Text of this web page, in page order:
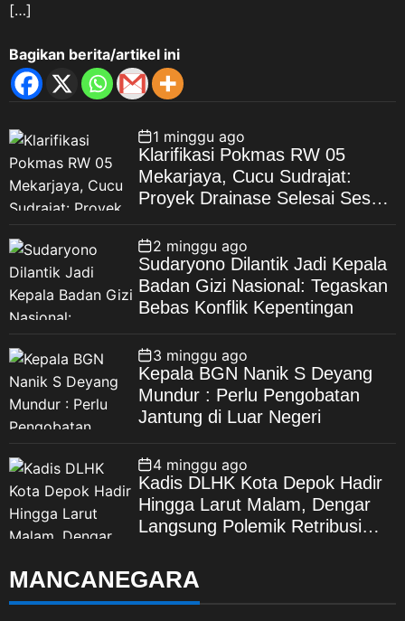
[…]
Bagikan berita/artikel ini
1 minggu ago
Klarifikasi Pokmas RW 05
Mekarjaya, Cucu Sudrajat:
Proyek Drainase Selesai Sesuai
2 minggu ago
Sudaryono Dilantik Jadi Kepala
Badan Gizi Nasional: Tegaskan
Bebas Konflik Kepentingan
3 minggu ago
Kepala BGN Nanik S Deyang
Mundur : Perlu Pengobatan
Jantung di Luar Negeri
4 minggu ago
Kadis DLHK Kota Depok Hadir
Hingga Larut Malam, Dengar
Langsung Polemik Retribusi
MANCANEGARA